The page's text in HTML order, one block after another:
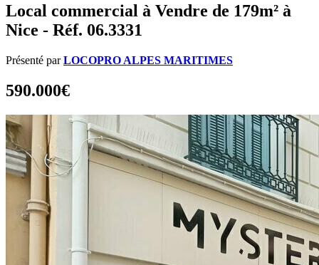
Local commercial à Vendre de 179m² à
Nice - Réf. 06.3331
Présenté parLOCOPRO ALPES MARITIMES
590.000€